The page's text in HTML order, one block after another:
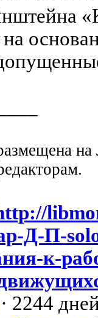
на
Д-П-
к-
· 2244